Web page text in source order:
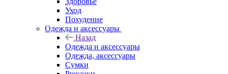
Уход
Похудение
Одежда и аксессуары
Назад
Одежда и аксессуары
Одежда, аксессуары
Сумки